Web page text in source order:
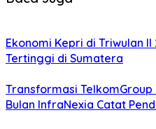
Ekonomi Kepri di Triwulan II
Tertinggi di Sumatera
Transformasi TelkomGroup
Bulan InfraNexia Catat